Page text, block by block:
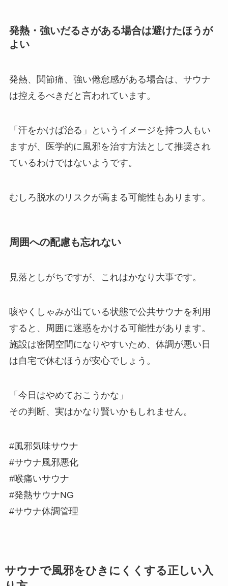
発熱・強いだるさがある場合は避けたほうが
よい
発熱、関節痛、強い倦怠感がある場合は、サウナ
は控えるべきだと言われています。
「汗をかけば治る」というイメージを持つ人もい
ますが、医学的に風邪を治す方法として推奨され
ているわけではないようです。
むしろ脱水のリスクが高まる可能性もあります。
周囲への配慮も忘れない
見落としがちですが、これはかなり大事です。
咳やくしゃみが出ている状態で公共サウナを利用
すると、周囲に迷惑をかける可能性があります。
施設は密閉空間になりやすいため、体調が悪い日
は自宅で休むほうが安心でしょう。
「今日はやめておこうかな」
その判断、実はかなり賢いかもしれません。
#風邪気味サウナ
#サウナ風邪悪化
#喉痛いサウナ
#発熱サウナNG
#サウナ体調管理
サウナで風邪をひきにくくする正しい入